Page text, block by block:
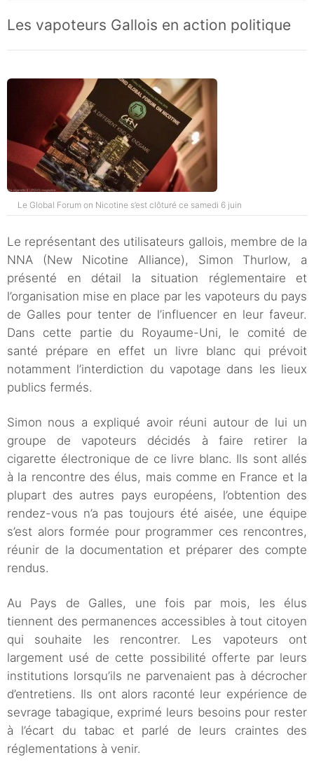
Les vapoteurs Gallois en action politique
Le Global Forum on Nicotine s’est clôturé ce samedi 6 juin
Le représentant des utilisateurs gallois, membre de la
NNA (New Nicotine Alliance), Simon Thurlow, a
présenté en détail la situation réglementaire et
l’organisation mise en place par les vapoteurs du pays
de Galles pour tenter de l’influencer en leur faveur.
Dans cette partie du Royaume-Uni, le comité de
santé prépare en effet un livre blanc qui prévoit
notamment l’interdiction du vapotage dans les lieux
publics fermés.
Simon nous a expliqué avoir réuni autour de lui un
groupe de vapoteurs décidés à faire retirer la
cigarette électronique de ce livre blanc. Ils sont allés
à la rencontre des élus, mais comme en France et la
plupart des autres pays européens, l’obtention des
rendez-vous n’a pas toujours été aisée, une équipe
s’est alors formée pour programmer ces rencontres,
réunir de la documentation et préparer des compte
rendus.
Au Pays de Galles, une fois par mois, les élus
tiennent des permanences accessibles à tout citoyen
qui souhaite les rencontrer. Les vapoteurs ont
largement usé de cette possibilité offerte par leurs
institutions lorsqu’ils ne parvenaient pas à décrocher
d’entretiens. Ils ont alors raconté leur expérience de
sevrage tabagique, exprimé leurs besoins pour rester
à l’écart du tabac et parlé de leurs craintes des
réglementations à venir.